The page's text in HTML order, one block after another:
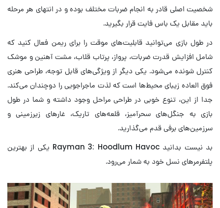
شخصیت اصلی قادر به انجام ضربات مختلف بوده و در انتهای هر مرحله
باید مقابل یک باس فایت قرار بگیرید.
در طول بازی می‌توانید قابلیت‌های موقت را برای ریمن فعال کنید که
شامل افزایش قدرت ضربات، پرواز، پرتاب قلاب، مشت آهنین و موشک
کنترل شونده می‌شود. یکی دیگر از ویژگی‌های قابل توجه، طراحی هنری
فوق العاده زیبای محیط‌ها است که لذت ماجراجویی را دوچندان می‌کند.
جدا از این، تنوع خوبی در طراحی مراحل وجود داشته و شما در طول
بازی به جنگل‌های سحرآمیز، قلعه‌های تاریک، غارهای زیرزمینی و
سرزمین‌های برفی قدم می‌گذارید.
بد نیست بدانید Rayman 3: Hoodlum Havoc یکی از بهترین
پلتفرمرهای نسل خود به شمار می‌رود.